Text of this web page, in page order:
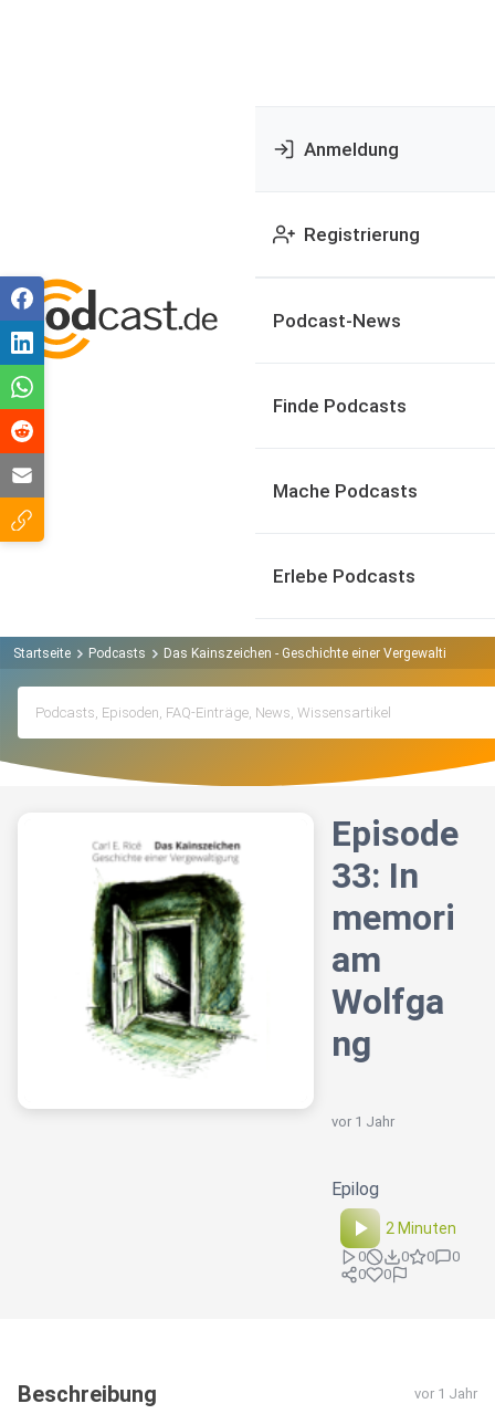
Anmeldung
Registrierung
Podcast-News
Finde Podcasts
Mache Podcasts
Erlebe Podcasts
Startseite Podcasts Das Kainszeichen - Geschichte einer Vergewaltigung
Episode
33: In
memori
am
Wolfga
ng
vor 1 Jahr
Epilog
2 Minuten
0 0 0
0
0
0
Beschreibung vor 1 Jahr